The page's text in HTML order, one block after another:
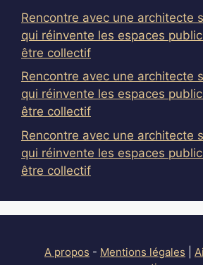
Rencontre avec une architecte
qui réinvente les espaces
être collectif
Rencontre avec une architecte
qui réinvente les espaces
être collectif
Rencontre avec une architecte
qui réinvente les espaces
être collectif
A propos - Mentions légales